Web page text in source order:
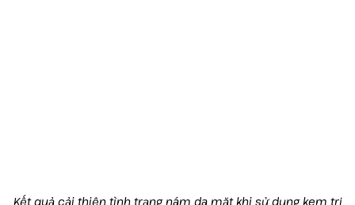
Kết quả cải thiện tình trạng nám da mặt khi sử dụng kem trị